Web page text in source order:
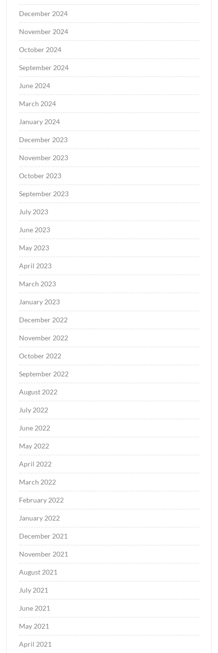
December 2024
November 2024
October 2024
September 2024
June 2024
March 2024
January 2024
December 2023
November 2023
October 2023
September 2023
July 2023
June 2023
May 2023
April 2023
March 2023
January 2023
December 2022
November 2022
October 2022
September 2022
August 2022
July 2022
June 2022
May 2022
April 2022
March 2022
February 2022
January 2022
December 2021
November 2021
August 2021
July 2021
June 2021
May 2021
April 2021